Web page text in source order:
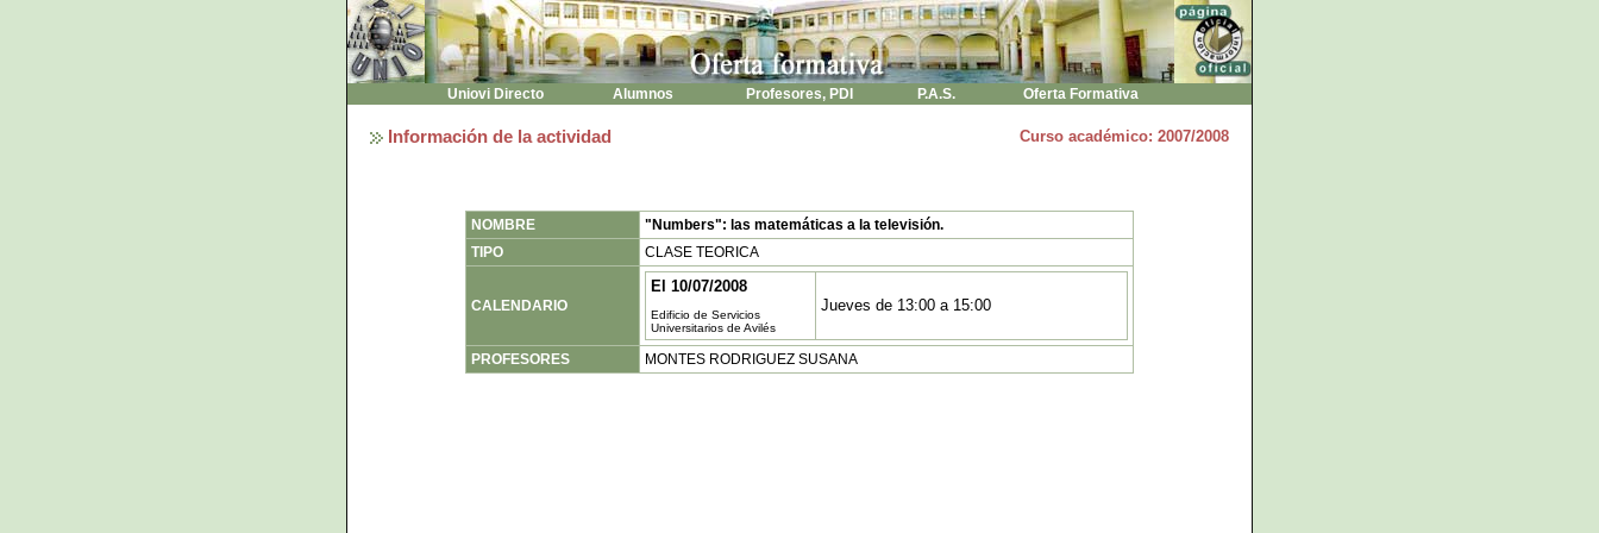
Uniovi Directo Alumnos Profesores, PDI P.A.S. Oferta Formativa
Información de la actividad Curso académico: 2007/2008
NOMBRE
"Numbers": las matemáticas a la televisión.
TIPO
CLASE TEORICA
CALENDARIO
El 10/07/2008
Edificio de Servicios
Universitarios de Avilés
Jueves de 13:00 a 15:00
PROFESORES MONTES RODRIGUEZ SUSANA